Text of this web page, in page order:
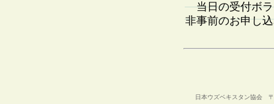
当日の受付ボラ
非事前のお申し
日本ウズベキスタン協会